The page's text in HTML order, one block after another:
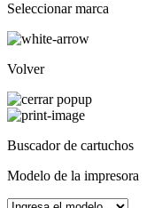
Seleccionar marca
Volver
Buscador de cartuchos
Modelo de la impresora